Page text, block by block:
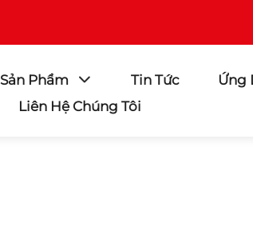
Sản Phẩm Tin Tức
Ứng
Liên Hệ Chúng Tôi